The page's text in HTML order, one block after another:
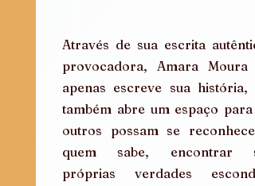
Através de sua escrita
provocadora, Amara Moura
apenas escreve sua história,
também abre um espaço para
outros possam se
quem sabe, encontrar
próprias verdades